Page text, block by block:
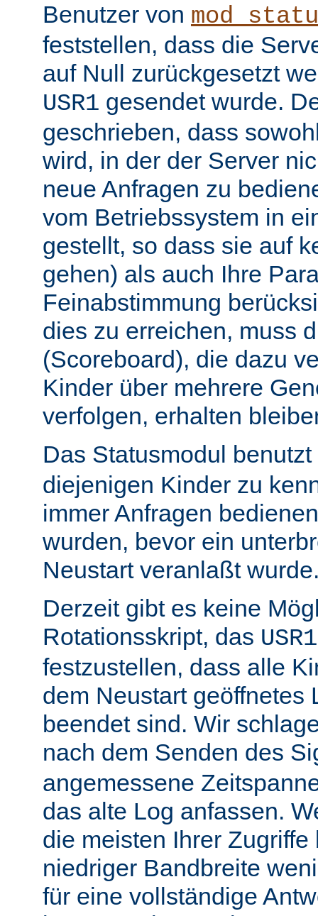
Benutzer von
feststellen, dass die
auf Null zurückgesetzt
USR1 gesendet wurde.
geschrieben, dass
wird, in der der Server
neue Anfragen zu
vom Betriebssystem in
gestellt, so dass sie auf
gehen) als auch Ihre
Feinabstimmung
dies zu erreichen, muss
(Scoreboard), die dazu
Kinder über mehrere
verfolgen, erhalten
Das Statusmodul
diejenigen Kinder zu
immer Anfragen
wurden, bevor ein
Neustart veranlaßt
Derzeit gibt es keine
Rotationsskript, das USR1
festzustellen, dass alle
dem Neustart geöffnetes
beendet sind. Wir
nach dem Senden des
angemessene
das alte Log anfassen.
die meisten Ihrer
niedriger Bandbreite
für eine vollständige